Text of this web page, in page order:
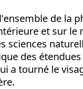
de la
et sur le
sciences
des
a tourné le